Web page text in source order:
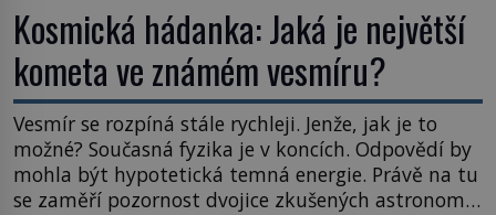
Kosmická hádanka: Jaká je největší
kometa ve známém vesmíru?
Vesmír se rozpíná stále rychleji. Jenže, jak je to
možné? Současná fyzika je v koncích. Odpovědí by
mohla být hypotetická temná energie. Právě na tu
se zaměří pozornost dvojice zkušených astronomů.